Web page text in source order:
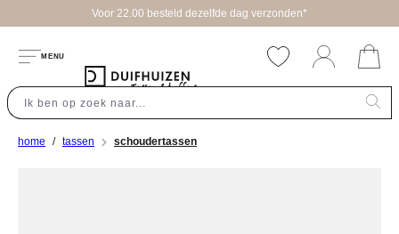
Voor 22.00 besteld dezelfde dag verzonden*
MENU
home tassen schoudertassen